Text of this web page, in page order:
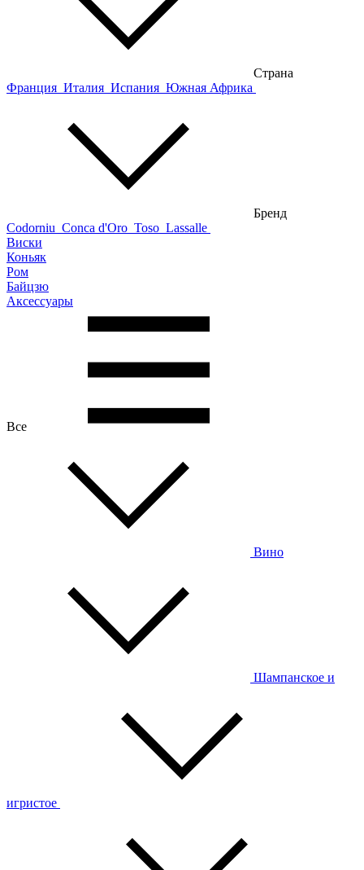
Страна
Франция Италия Испания Южная Африка
Бренд
Codorniu Conca d'Oro Toso Lassalle
Виски
Коньяк
Ром
Байцзю
Аксессуары
Все
Вино
Шампанское и
игристое